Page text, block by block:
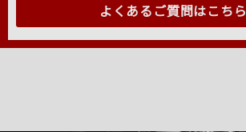
よくあるご質問はこちら